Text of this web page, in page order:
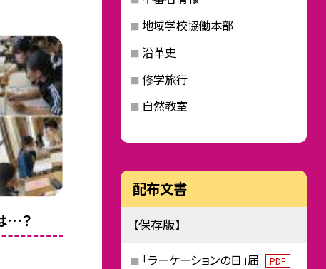
…？
地域学校協働本部
沿革史
修学旅行
自然教室
配布文書
【保存版】
「ラーケーションの日」届 PDF